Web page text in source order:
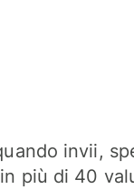
invii,
più di 40